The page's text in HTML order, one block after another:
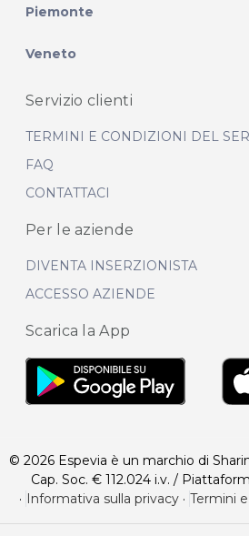
Piemonte
Veneto
Servizio clienti
TERMINI E CONDIZIONI DEL
FAQ
CONTATTACI
Per le aziende
DIVENTA INSERZIONISTA
ACCESSO AZIENDE
Scarica la App
© 2026 Espevia è un marchio di
Cap. Soc. € 112.024 i.v. /
· Informativa sulla privacy· Termini